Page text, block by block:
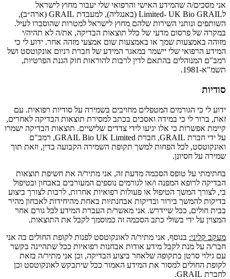
אני מסכים/ה שהמידע האישי והרפואי שלי יעבור מחוץ לישראל
לLimited- UK Bio GRAIL (באנגליה), למעבדת GRAIL (ארה״ב),
השותפים ונותני השירות שלהם מחוץ לישראל למטרות שהוסברו לעיל.
במקרה של פרסום מדעי של כלל תוצאות הבדיקה, את/ה לא תהיה/י
מזוהה באמצעות שמך או באמצעות שום אמצעי מזהה אחר. ידוע לי כי
המידע הרפואי שלי יישמר במאגר המידע של חברת רניום אונקוטסט ושל
רמב"ם המנוהלים בהתאם לדין לרבות להוראות חוק הגנת הפרטיות,
תשמ"א-1981.
סודיות
ידוע לי כי הגורמים המטפלים מחויבים בשמירה על סודיות רפואית. עם
זאת, ברור לי כי במידה ואסכים בכתב למסירת תוצאות הבדיקה לאחרים,
קיימת אפשרות כי אלו יגיעו לידי צדדים שלישיים. תוצאות הבדיקה ישמרו
על ידי חברת GRAIL, חברת GRAIL Bio UK Limited, רמב"ם
ואונקוטסט, לכל הפחות למשך תקופת השמירה הקבועה בדין, וזאת תוך
שמירה על חסיונן.
בחתימתי על טופס הסכמה מדעת זה, אני מתיר/ה את חשיפת תוצאות
הבדיקה לרופא המפנה ו/או לגורמים נוספים המעורבים באבחון ובטיפול
בי, לצורך המשך הטיפול או פעולות רפואיות אחרות, לרבות לצורך ביצוע
בדיקות להמשך בירור ובדיקות אבחנתיות באחת מהיחידות לאבחון מהיר
בבית חולים, ככל שיידרש. אני מאשר/ת העברת המידע לכל גורם אחר
המצוין על ידי בשולי כתב הסכמה זה כמוסמך לקבל את התוצאות.
מעקב קליני: בנוסף, אני מתיר/ה לאונקוטסט לפנות לקופת החולים בה אני
חבר/ה על מנת לקבל מידע אודות אבחנות רפואיות ככל שתהיינה בקשר
עם גילוי סרטן בתקופה שלאחר ביצוע הבדיקה, וכן אני מתיר/ה בזאת
לקופת החולים למסור את המידע האמור ככל שיתבקש לאונקוטסט וכן
לחברת GRAIL.